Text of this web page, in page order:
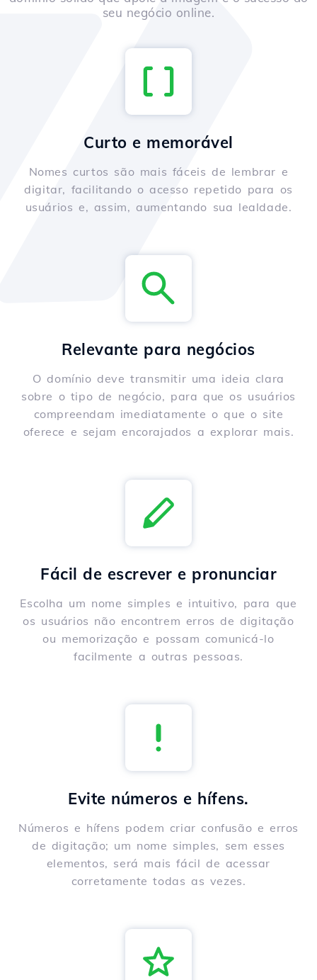
seu negócio online.
Curto e memorável
Nomes curtos são mais fáceis de lembrar e
digitar, facilitando o acesso repetido para os
usuários e, assim, aumentando sua lealdade.
Relevante para negócios
O domínio deve transmitir uma ideia clara
sobre o tipo de negócio, para que os usuários
compreendam imediatamente o que o site
oferece e sejam encorajados a explorar mais.
Fácil de escrever e pronunciar
Escolha um nome simples e intuitivo, para que
os usuários não encontrem erros de digitação
ou memorização e possam comunicá-lo
facilmente a outras pessoas.
Evite números e hífens.
Números e hífens podem criar confusão e erros
de digitação; um nome simples, sem esses
elementos, será mais fácil de acessar
corretamente todas as vezes.